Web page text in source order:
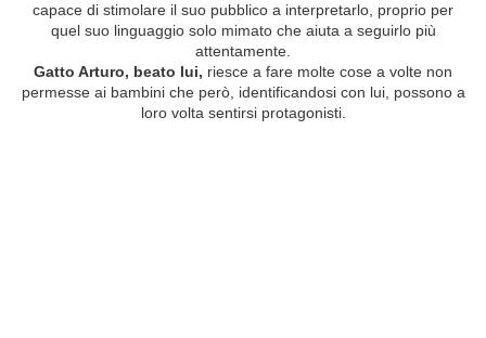
capace di stimolare il suo pubblico a interpretarlo, proprio per
quel suo linguaggio solo mimato che aiuta a seguirlo più
attentamente.
Gatto Arturo, beato lui, riesce a fare molte cose a volte non
permesse ai bambini che però, identificandosi con lui, possono a
loro volta sentirsi protagonisti.